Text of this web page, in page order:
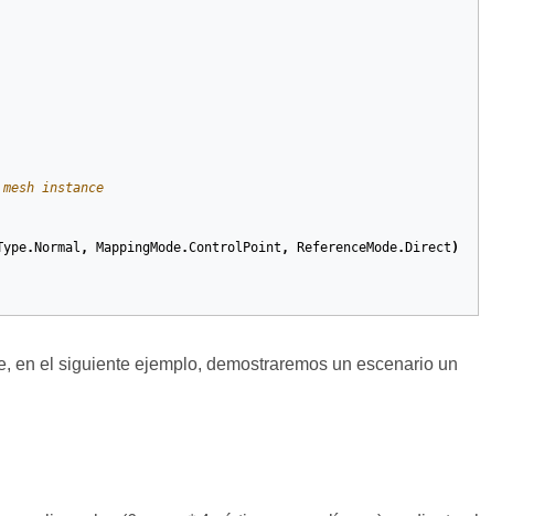
instance
. Normal , MappingMode.ControlPoint , ReferenceMode. Direct )
en el siguiente ejemplo, demostraremos un escenario un